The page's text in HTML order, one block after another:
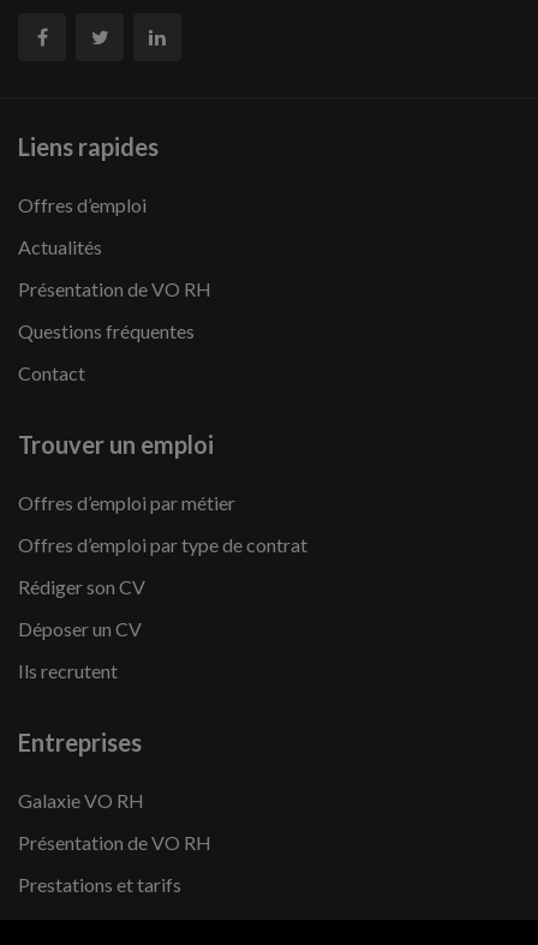
Liens rapides
Offres d’emploi
Actualités
Présentation de VO RH
Questions fréquentes
Contact
Trouver un emploi
Offres d’emploi par métier
Offres d’emploi par type de contrat
Rédiger son CV
Déposer un CV
Ils recrutent
Entreprises
Galaxie VO RH
Présentation de VO RH
Prestations et tarifs